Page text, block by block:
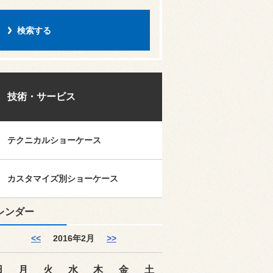
技術・サービス
テクニカルショーケース
カスタマイズ別ショーケース
ンダー
<< 2016年2月 >>
月 火 水 木 金 土